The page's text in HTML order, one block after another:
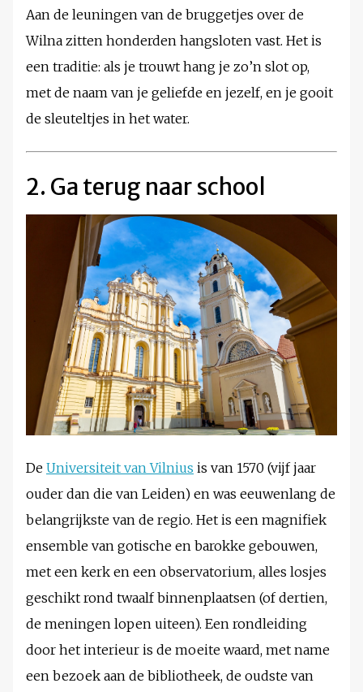
Aan de leuningen van de bruggetjes over de
Wilna zitten honderden hangsloten vast. Het is
een traditie: als je trouwt hang je zo’n slot op,
met de naam van je geliefde en jezelf, en je gooit
de sleuteltjes in het water.
2. Ga terug naar school
De Universiteit van Vilnius is van 1570 (vijf jaar
ouder dan die van Leiden) en was eeuwenlang de
belangrijkste van de regio. Het is een magnifiek
ensemble van gotische en barokke gebouwen,
met een kerk en een observatorium, alles losjes
geschikt rond twaalf binnenplaatsen (of dertien,
de meningen lopen uiteen). Een rondleiding
door het interieur is de moeite waard, met name
een bezoek aan de bibliotheek, de oudste van